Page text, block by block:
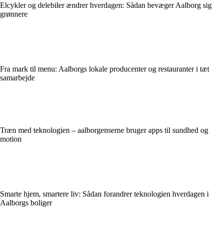
Elcykler og delebiler ændrer hverdagen: Sådan bevæger Aalborg sig
grønnere
Fra mark til menu: Aalborgs lokale producenter og restauranter i tæt
samarbejde
Træn med teknologien – aalborgenserne bruger apps til sundhed og
motion
Smarte hjem, smartere liv: Sådan forandrer teknologien hverdagen i
Aalborgs boliger